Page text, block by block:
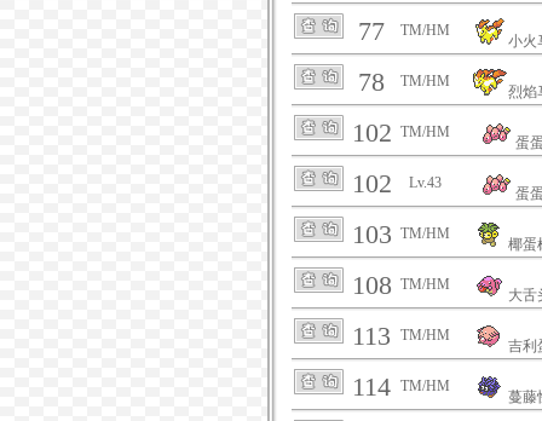
77 TM/HM
小火
78 TM/HM
烈焰
102 TM/HM
蛋
102 Lv.43
蛋
103 TM/HM
椰蛋
108 TM/HM
大舌
113 TM/HM
吉利
114 TM/HM
蔓藤